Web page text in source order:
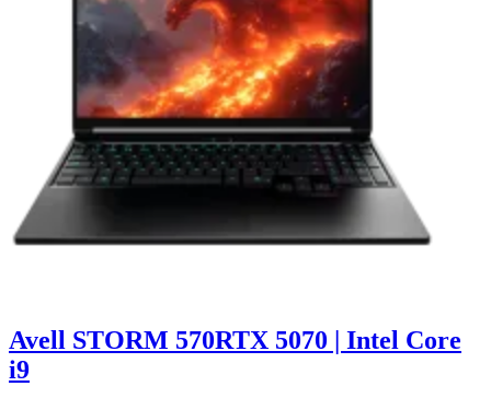
Avell STORM 570RTX 5070 | Intel Core
i9